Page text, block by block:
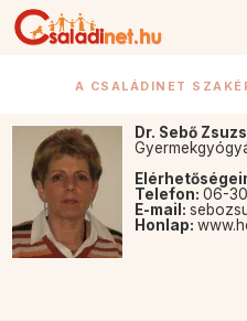
A CSALÁDINET
Dr. Sebő
Telefon: 06-
E-mail:
Honlap: